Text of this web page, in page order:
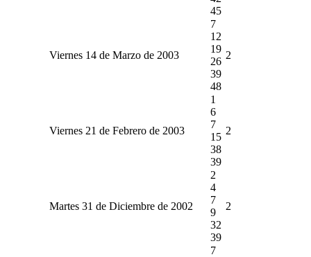
45
Viernes 14 de Marzo de 2003
7
12
19
26
39
48
2
Viernes 21 de Febrero de 2003
1
6
7
15
38
39
2
Martes 31 de Diciembre de 2002
2
4
7
9
32
39
2
7